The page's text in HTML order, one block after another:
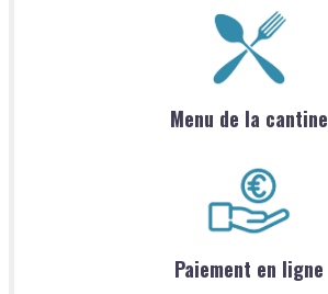
Menu de la cantine
Paiement en ligne